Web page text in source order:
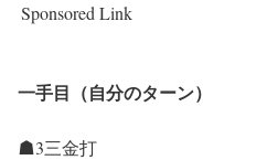
Sponsored Link
一手目（自分のターン）
☗3三金打